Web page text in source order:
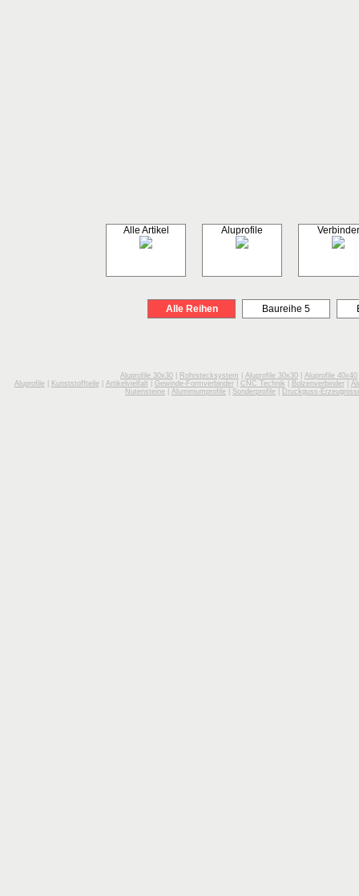
Alle Artikel Aluprofile Verbinder
Alle Reihen Baureihe 5
Aluprofile 30x30 Rohrstecksystem Aluprofile 30x30 Aluprofile 40x40
Aluprofile| Kunststoffteile| Artikelvielfalt Gewinde-Formverbinder| CNC Technik Bolzenverbinder|
Nutensteine
Aluminiumprofile Sonderprofile Druckguss-